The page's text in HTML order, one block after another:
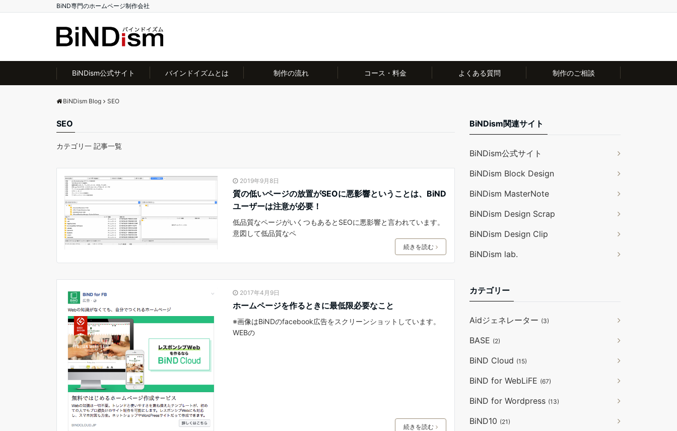
BiND専門のホームページ制作会社
BiNDism公式サイト バインドイズムとは 制作の流れ コース・料金 よくある質問 制作のご相談
BiNDism Blog SEO
SEO
カテゴリ一 記事一覧
2019年9月8日
質の低いページの放置がSEOに悪影響ということは、BiND
ユーザーは注意が必要！
低品質なページがいくつもあるとSEOに悪影響と言われています。
意図して低品質なペ
続きを読む
2017年4月9日
ホームページを作るときに最低限必要なこと
※画像はBiNDのfacebook広告をスクリーンショットしています。
WEBの
続きを読む
BiNDism関連サイト
BiNDism公式サイト
BiNDism Block Design
BiNDism MasterNote
BiNDism Design Scrap
BiNDism Design Clip
BiNDism lab.
カテゴリー
Aidジェネレーター (3)
BASE (2)
BiND Cloud (15)
BiND for WebLiFE (67)
BiND for Wordpress (13)
BiND10 (21)